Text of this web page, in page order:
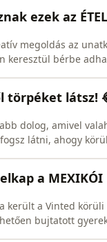
kamerájáról
ezek az
megoldás az
keresztül bérbe
- Vérvétel és
törpéket látsz!
dolog, amivel
látni, ahogy
illetve arról
a MEXIKÓI
került a Vinted
bujtatott